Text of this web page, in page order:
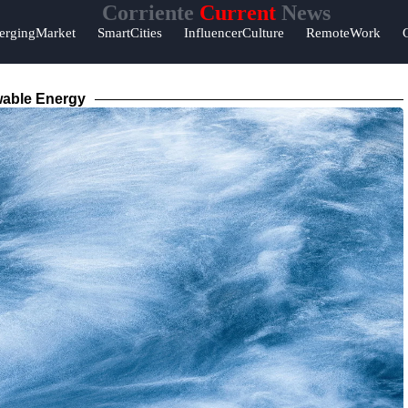
Corriente Current News
SmartCities InfluencerCulture RemoteWork
Energy